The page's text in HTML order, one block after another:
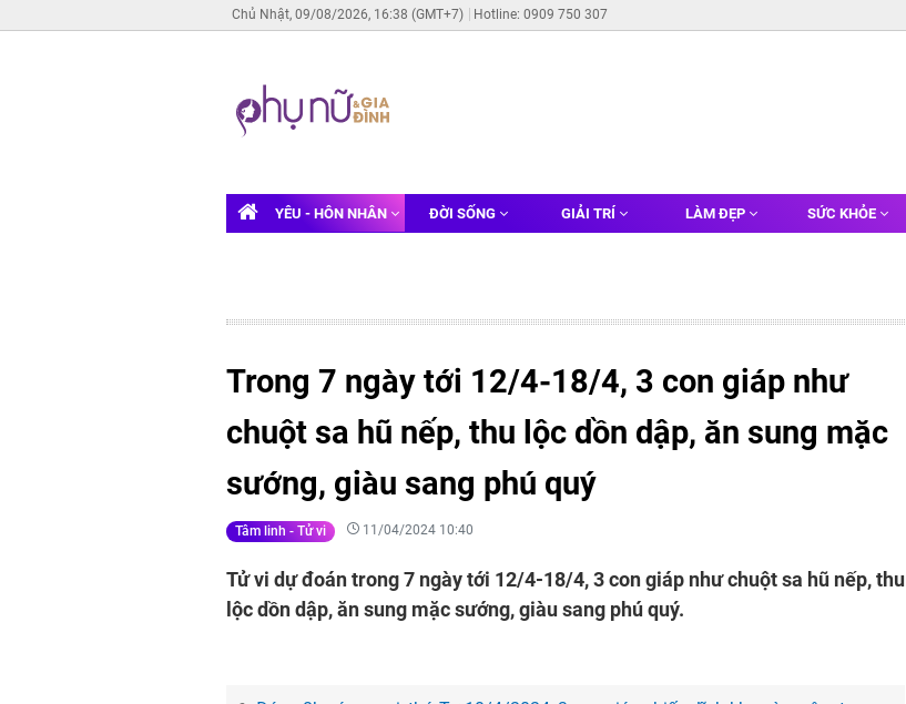
Chủ Nhật, 09/08/2026, 16:38 (GMT+7) Hotline: 0909 750 307
YÊU - HÔN NHÂN ĐỜI SỐNG GIẢI TRÍ LÀM ĐẸP SỨC KHỎE
Trong 7 ngày tới 12/4-18/4, 3 con giáp như
chuột sa hũ nếp, thu lộc dồn dập, ăn sung mặc
sướng, giàu sang phú quý
Tâm linh - Tử vi 11/04/2024 10:40
Tử vi dự đoán trong 7 ngày tới 12/4-18/4, 3 con giáp như chuột sa hũ nếp, thu
lộc dồn dập, ăn sung mặc sướng, giàu sang phú quý.